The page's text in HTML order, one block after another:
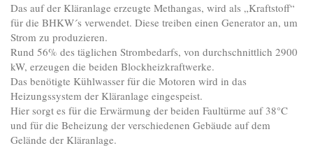
Das auf der Kläranlage erzeugte Methangas, wird als „Kraftstoff“
für die BHKW´s verwendet. Diese treiben einen Generator an, um
Strom zu produzieren.
Rund 56% des täglichen Strombedarfs, von durchschnittlich 2900
kW, erzeugen die beiden Blockheizkraftwerke.
Das benötigte Kühlwasser für die Motoren wird in das
Heizungssystem der Kläranlage eingespeist.
Hier sorgt es für die Erwärmung der beiden Faultürme auf 38°C
und für die Beheizung der verschiedenen Gebäude auf dem
Gelände der Kläranlage.